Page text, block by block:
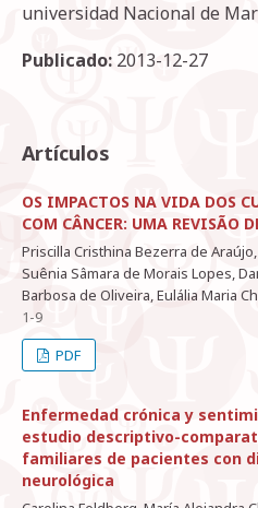
universidad Nacional de
Publicado: 2013-12-27
Artículos
OS IMPACTOS NA VIDA DOS
COM CÂNCER: UMA REVISÃO
Priscilla Cristhina Bezerra de
Suênia Sâmara de Morais Lopes,
Barbosa de Oliveira, Eulália Maria
1-9
PDF
Enfermedad crónica y
estudio descriptivo-
familiares de pacientes con
neurológica